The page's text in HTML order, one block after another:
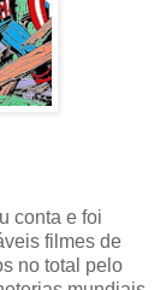
conta e foi
filmes de
no total pelo